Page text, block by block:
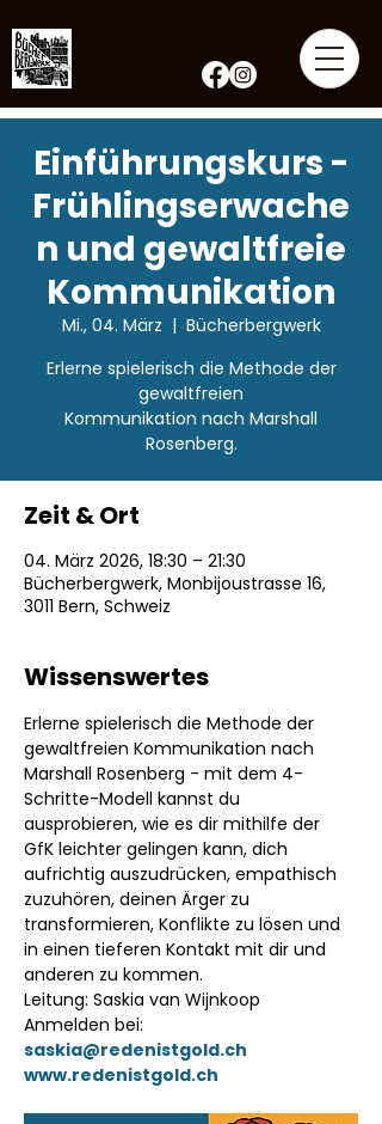
Einführungskurs -
Frühlingserwache
n und gewaltfreie
Kommunikation
Mi., 04. März
  |
Bücherbergwerk
Erlerne spielerisch die Methode der
gewaltfreien
Kommunikation nach Marshall
Rosenberg.
Zeit & Ort
04. März 2026, 18:30 – 21:30
Bücherbergwerk, Monbijoustrasse 16,
3011 Bern, Schweiz
Wissenswertes
Erlerne spielerisch die Methode der
gewaltfreien Kommunikation nach
Marshall Rosenberg - mit dem 4-
Schritte-Modell kannst du
ausprobieren, wie es dir mithilfe der
GfK leichter gelingen kann, dich
aufrichtig auszudrücken, empathisch
zuzuhören, deinen Ärger zu
transformieren, Konflikte zu lösen und
in einen tieferen Kontakt mit dir und
anderen zu kommen.
Leitung: Saskia van Wijnkoop
Anmelden bei:
saskia@redenistgold.ch
www.redenistgold.ch